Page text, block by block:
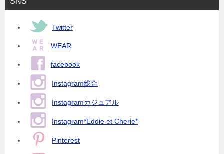
Twitter
WEAR
facebook
Instagram総合
Instagramカジュアル
Instagram*Eddie et Cherie*
Pinterest